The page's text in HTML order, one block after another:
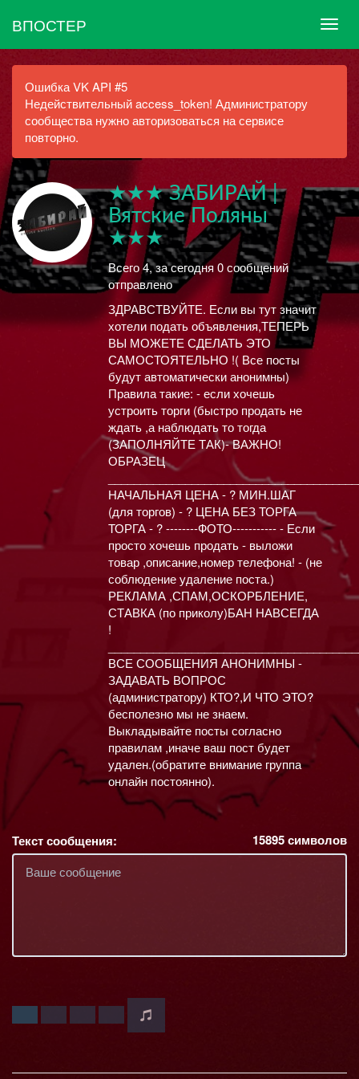
ВПОСТЕР
Ошибка VK API #5
Недействительный access_token! Администратору
сообщества нужно авторизоваться на сервисе
повторно.
★★★ ЗАБИРАЙ |
Вятские Поляны
★★★
Всего 4, за сегодня 0 сообщений
отправлено
ЗДРАВСТВУЙТЕ. Если вы тут значит
хотели подать объявления,ТЕПЕРЬ
ВЫ МОЖЕТЕ СДЕЛАТЬ ЭТО
САМОСТОЯТЕЛЬНО !( Все посты
будут автоматически анонимны)
Правила такие: - если хочешь
устроить торги (быстро продать не
ждать ,а наблюдать то тогда
(ЗАПОЛНЯЙТЕ ТАК)- ВАЖНО!
ОБРАЗЕЦ
НАЧАЛЬНАЯ ЦЕНА - ? МИН.ШАГ
(для торгов) - ? ЦЕНА БЕЗ ТОРГА
ТОРГА - ? --------ФОТО----------- - Если
просто хочешь продать - выложи
товар ,описание,номер телефона! - (не
соблюдение удаление поста.)
РЕКЛАМА ,СПАМ,ОСКОРБЛЕНИЕ,
СТАВКА (по приколу)БАН НАВСЕГДА
!
ВСЕ СООБЩЕНИЯ АНОНИМНЫ -
ЗАДАВАТЬ ВОПРОС
(администратору) КТО?,И ЧТО ЭТО?
бесполезно мы не знаем.
Выкладывайте посты согласно
правилам ,иначе ваш пост будет
удален.(обратите внимание группа
онлайн постоянно).
Текст сообщения: 15895символов